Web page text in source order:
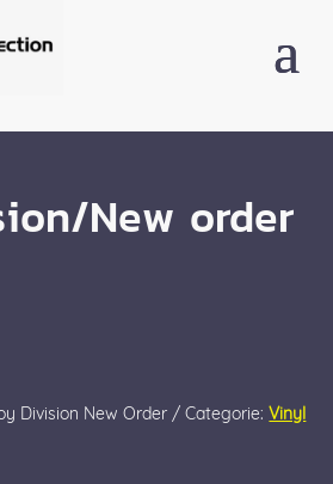
New order
Division New Order Categorie: Vinyl